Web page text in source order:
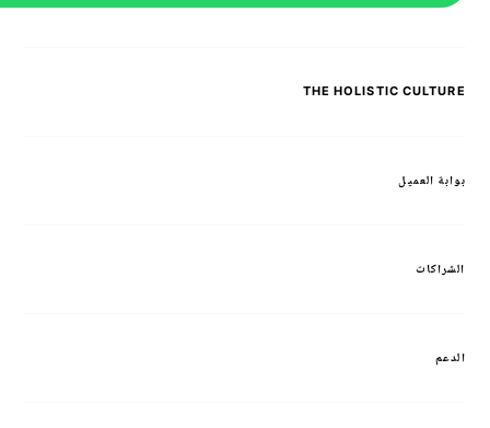
THE HOLISTIC CULTURE
بوابة العميل
الشراكات
الدعم